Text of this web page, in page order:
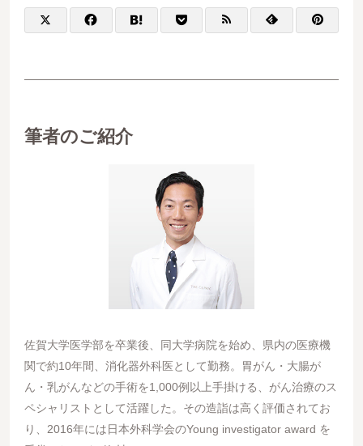
筆者のご紹介
佐賀大学医学部を卒業後、同大学病院を始め、県内の医療機
関で約10年間、消化器外科医として勤務。胃がん・大腸が
ん・乳がんなどの手術を1,000例以上手掛ける、がん治療のス
ペシャリストとして活躍した。その造詣は高く評価されてお
り、2016年には日本外科学会のYoung investigator award を